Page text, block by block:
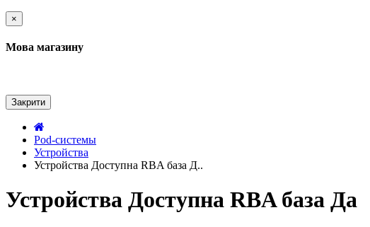
×
Мова магазину
Закрити
Pod-системы
Устройства
Устройства Доступна RBA база Д..
Устройства Доступна RBA база Да